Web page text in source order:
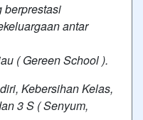
berprestasi
antar
( Gereen School ).
Kebersihan Kelas,
3 S ( Senyum,